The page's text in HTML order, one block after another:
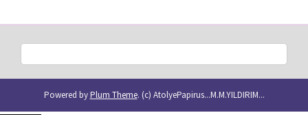
Powered byPlum Theme. (c) AtolyePapirus...M.M.YILDIRIM...